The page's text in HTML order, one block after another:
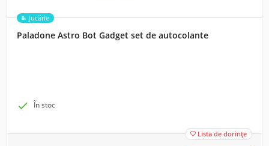
Jucărie
Paladone Astro Bot Gadget set de autocolante
 În stoc
 Lista de dorințe